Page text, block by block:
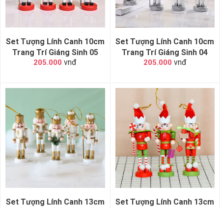
Set Tượng Lính Canh 10cm
Trang Trí Giáng Sinh 05
205.000 vnđ
Set Tượng Lính Canh 10cm
Trang Trí Giáng Sinh 04
205.000 vnđ
Set Tượng Lính Canh 13cm
Set Tượng Lính Canh 13cm